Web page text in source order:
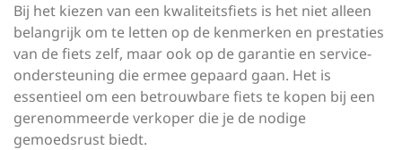
Bij het kiezen van een kwaliteitsfiets is het niet alleen
belangrijk om te letten op de kenmerken en prestaties
van de fiets zelf, maar ook op de garantie en service-
ondersteuning die ermee gepaard gaan. Het is
essentieel om een betrouwbare fiets te kopen bij een
gerenommeerde verkoper die je de nodige
gemoedsrust biedt.